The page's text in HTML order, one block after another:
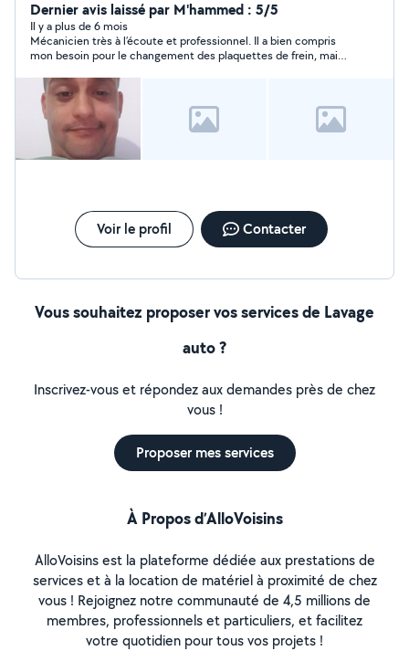
Dernier avis laissé par M'hammed : 5/5
Il y a plus de 6 mois
Mécanicien très à l’écoute et professionnel. Il a bien compris
mon besoin pour le changement des plaquettes de frein, mais
souhaité. Je le recommande pour son sérieux et sa
disponibilité pour répondre aux questions.
Voir le profil Contacter
Vous souhaitez proposer vos services de Lavage
auto ?
Inscrivez-vous et répondez aux demandes près de chez
vous !
Proposer mes services
À Propos d’AlloVoisins
AlloVoisins est la plateforme dédiée aux prestations de
services et à la location de matériel à proximité de chez
vous ! Rejoignez notre communauté de 4,5 millions de
membres, professionnels et particuliers, et facilitez
votre quotidien pour tous vos projets !